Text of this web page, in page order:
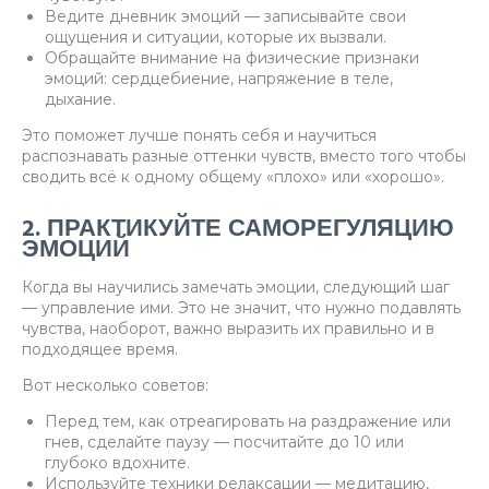
Ведите дневник эмоций — записывайте свои
ощущения и ситуации, которые их вызвали.
Обращайте внимание на физические признаки
эмоций: сердцебиение, напряжение в теле,
дыхание.
Это поможет лучше понять себя и научиться
распознавать разные оттенки чувств, вместо того чтобы
сводить всё к одному общему «плохо» или «хорошо».
2. ПРАКТИКУЙТЕ САМОРЕГУЛЯЦИЮ
ЭМОЦИЙ
Когда вы научились замечать эмоции, следующий шаг
— управление ими. Это не значит, что нужно подавлять
чувства, наоборот, важно выразить их правильно и в
подходящее время.
Вот несколько советов:
Перед тем, как отреагировать на раздражение или
гнев, сделайте паузу — посчитайте до 10 или
глубоко вдохните.
Используйте техники релаксации — медитацию,